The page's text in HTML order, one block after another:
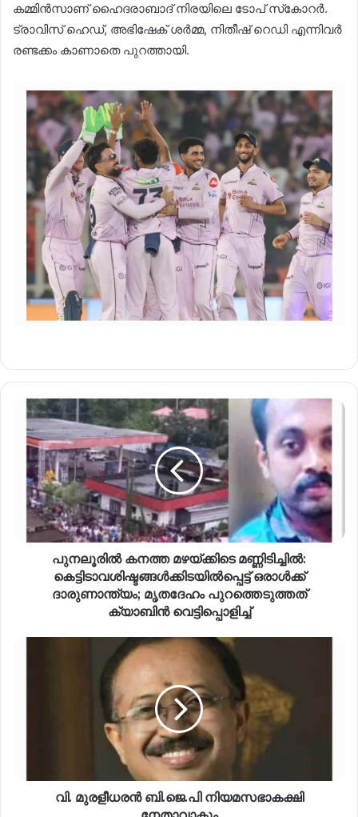
കമ്മിൻസാണ്‌ ഹൈദരാബാദ് നിരയിലെ ടോപ് സ്‌കോറർ.
ട്രാവിസ് ഹെഡ്, അഭിഷേക് ശർമ്മ, നിതീഷ് റെഡി എന്നിവർ
രണ്ടക്കം കാണാതെ പുറത്തായി.
പുനലൂരില്‍ കനത്ത മഴയ്‌ക്കിടെ മണ്ണിടിച്ചില്‍:
കെട്ടിടാവശിഷ്ടങ്ങള്‍ക്കിടയില്‍പ്പെട്ട് ഒരാള്‍ക്ക്
ദാരുണാന്ത്യം; മൃതദേഹം പുറത്തെടുത്തത്
ക്യാബിന്‍ വെട്ടിപ്പൊളിച്ച്
വി. മുരളീധരൻ ബി.ജെ.പി നിയമസഭാകക്ഷി